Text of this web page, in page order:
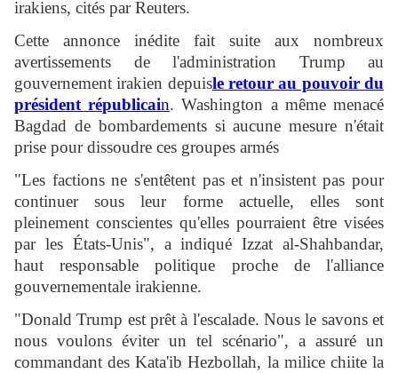
irakiens, cités par Reuters.
Cette annonce inédite fait suite aux nombreux
avertissements de l'administration Trump au
gouvernement irakien depuisle retour au pouvoir du
président républicain. Washington a même menacé
Bagdad de bombardements si aucune mesure n'était
prise pour dissoudre ces groupes armés
"Les factions ne s'entêtent pas et n'insistent pas pour
continuer sous leur forme actuelle, elles sont
pleinement conscientes qu'elles pourraient être visées
par les États-Unis", a indiqué Izzat al-Shahbandar,
haut responsable politique proche de l'alliance
gouvernementale irakienne.
"Donald Trump est prêt à l'escalade. Nous le savons et
nous voulons éviter un tel scénario", a assuré un
commandant des Kata'ib Hezbollah, la milice chiite la